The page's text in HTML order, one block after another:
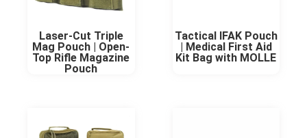
Laser-Cut Triple
Mag Pouch | Open-
Top Rifle Magazine
Pouch
Tactical IFAK Pouch
| Medical First Aid
Kit Bag with MOLLE